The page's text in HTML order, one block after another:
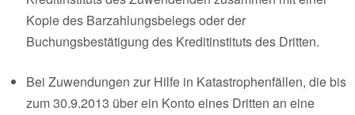
Kopie des Barzahlungsbelegs oder der
Buchungsbestätigung des Kreditinstituts des Dritten.
Bei Zuwendungen zur Hilfe in Katastrophenfällen, die bis
zum 30.9.2013 über ein Konto eines Dritten an eine